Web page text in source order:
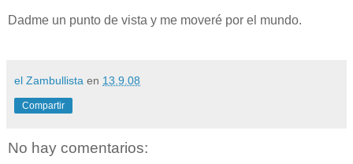
Dadme un punto de vista y me moveré por el mundo.
el Zambullista en 13.9.08
Compartir
No hay comentarios: